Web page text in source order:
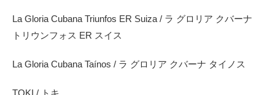
La Gloria Cubana Triunfos ER Suiza / ラ グロリア クバーナ
トリウンフォス ER スイス
La Gloria Cubana Taínos / ラ グロリア クバーナ タイノス